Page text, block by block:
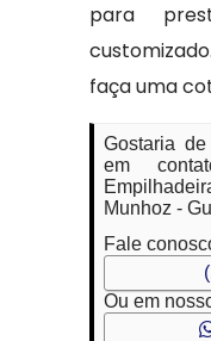
para
faça uma
Gostaria
em
Munhoz -
Fale
Ou em